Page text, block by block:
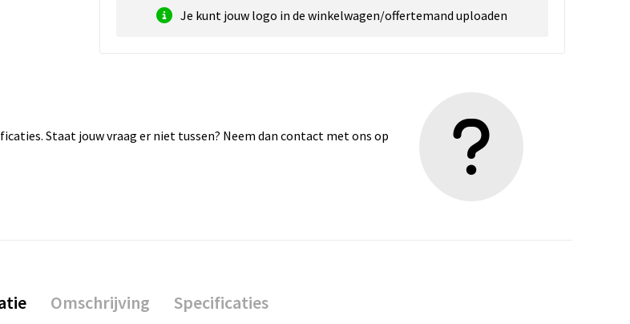
Je kunt jouw logo in de winkelwagen/offertemand uploaden
Staat jouw vraag er niet tussen? Neem dan contact met ons op
Omschrijving Specificaties